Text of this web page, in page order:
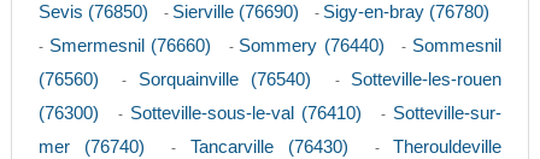
Sevis (76850) - Sierville (76690) - Sigy-en-bray (76780)
- Smermesnil (76660) - Sommery (76440) - Sommesnil
(76560)
- Sorquainville (76540) - Sotteville-les-rouen
(76300)
- Sotteville-sous-le-val (76410) - Sotteville-sur-
mer (76740)
- Tancarville (76430) - Therouldeville